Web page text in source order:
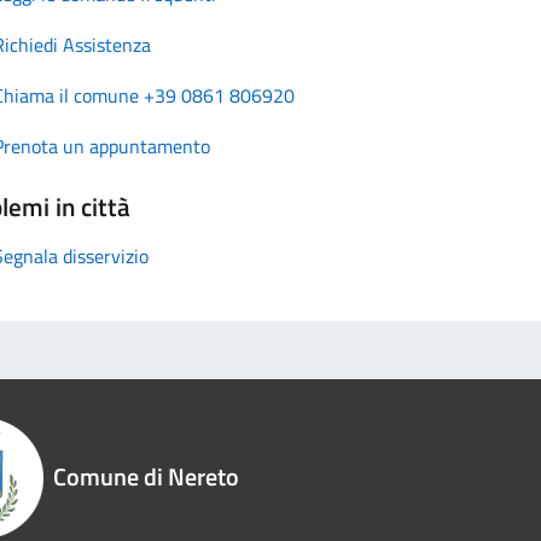
Assistenza
il comune +39 0861 806920
un appuntamento
in città
disservizio
Comune di Nereto